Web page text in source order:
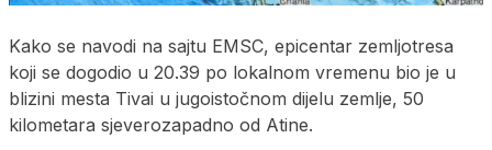
Kako se navodi na sajtu EMSC, epicentar zemljotresa
koji se dogodio u 20.39 po lokalnom vremenu bio je u
blizini mesta Tivai u jugoistočnom dijelu zemlje, 50
kilometara sjeverozapadno od Atine.